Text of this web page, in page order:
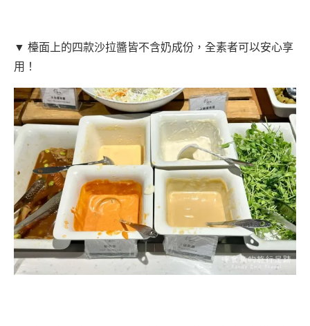
▼ 檯面上的四款沙拉醬皆不含奶成份，全素者可以安心享
用！